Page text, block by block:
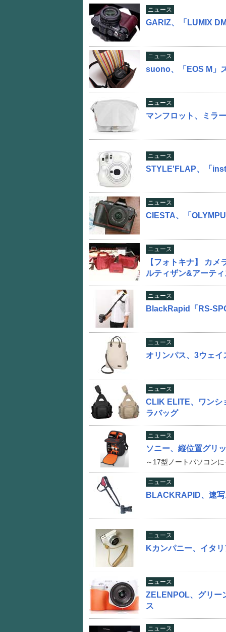
ニュース
GARIZ、「LUMIX
ニュース
suono、「EOS M」
ニュース
マンフロット、ミラ
ニュース
STYLE'FLAP、「
ニュース
CIESTA、「
ニュース
【フォトキナ】 カ
ルティザン&アーテ
ニュース
BlackRapid「RS-
ニュース
オリンパス、3ウェ
ニュース
CLIK ELITE、ワンシ
ラバッグ
ニュース
ソニー、縦位置グリ
～17型ノートパソコン
ニュース
BLACKRAPID、速
ニュース
Kカンパニー、イタ
ニュース
ZELENPOL、グリー
ス
ニュース